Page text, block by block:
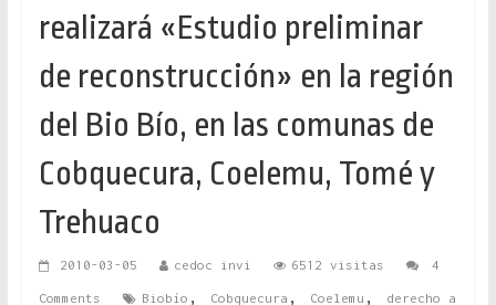
realizará «Estudio preliminar
de reconstrucción» en la región
del Bio Bío, en las comunas de
Cobquecura, Coelemu, Tomé y
Trehuaco
2010-03-05 cedoc invi 6512 visitas 4
Comments Biobío , Cobquecura , Coelemu , derecho a